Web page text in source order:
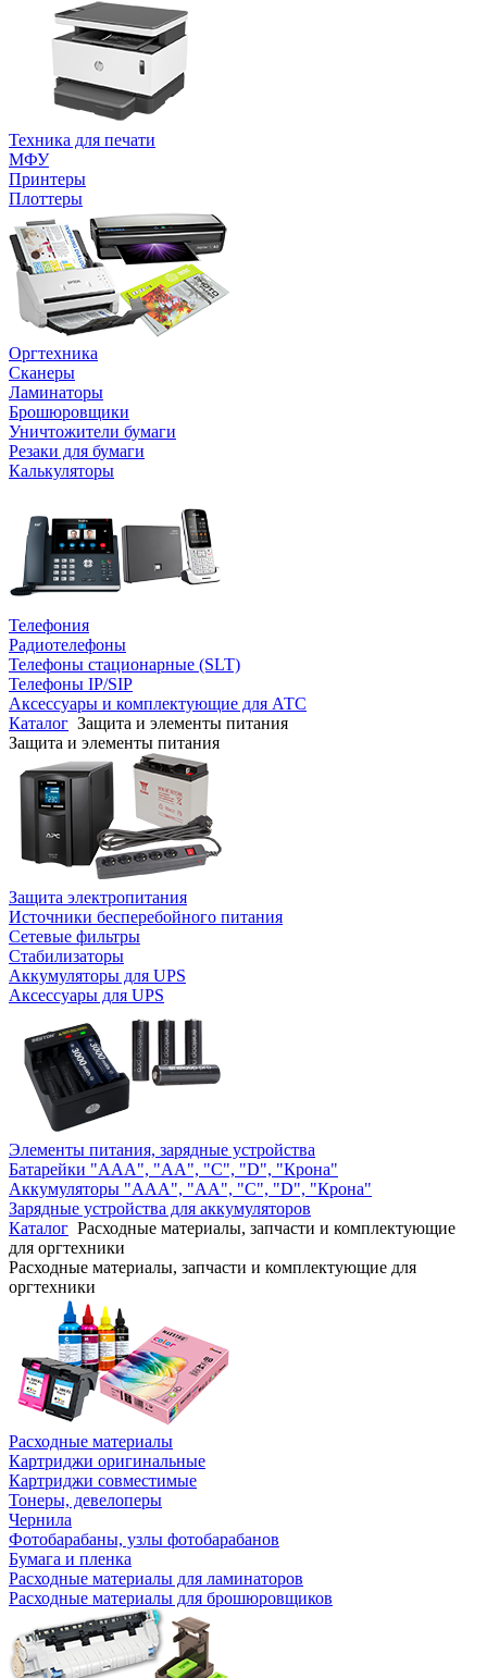
Техника для печати
МФУ
Принтеры
Плоттеры
Оргтехника
Сканеры
Ламинаторы
Брошюровщики
Уничтожители бумаги
Резаки для бумаги
Калькуляторы
Телефония
Радиотелефоны
Телефоны стационарные (SLT)
Телефоны IP/SIP
Аксессуары и комплектующие для АТС
Каталог Защита и элементы питания
Защита и элементы питания
Защита электропитания
Источники бесперебойного питания
Сетевые фильтры
Стабилизаторы
Аккумуляторы для UPS
Аксессуары для UPS
Элементы питания, зарядные устройства
Батарейки "AAA", "AA", "C", "D", "Крона"
Аккумуляторы "AAA", "AA", "C", "D", "Крона"
Зарядные устройства для аккумуляторов
Каталог Расходные материалы, запчасти и комплектующие
для оргтехники
Расходные материалы, запчасти и комплектующие для
оргтехники
Расходные материалы
Картриджи оригинальные
Картриджи совместимые
Тонеры, девелоперы
Чернила
Фотобарабаны, узлы фотобарабанов
Бумага и пленка
Расходные материалы для ламинаторов
Расходные материалы для брошюровщиков